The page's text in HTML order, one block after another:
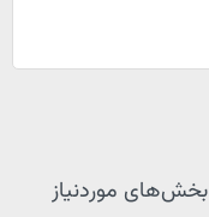
بخش‌های موردنیاز